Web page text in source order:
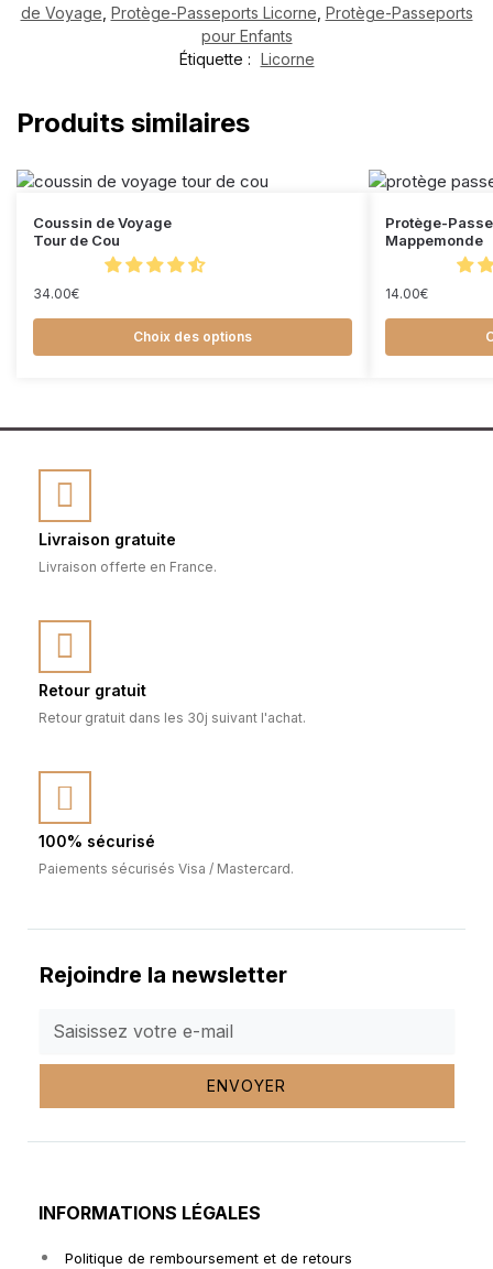
de Voyage Protège-Passeports Licorne Protège-Passeports
pour Enfants
Étiquette : Licorne
Produits similaires
Coussin de Voyage
Tour de Cou
34.00€
Choix des options
Protège-
Mappemonde
14.00€
Livraison gratuite
Livraison offerte en France.
Retour gratuit
Retour gratuit dans les 30j suivant l'achat.
100% sécurisé
Paiements sécurisés Visa / Mastercard.
Rejoindre la newsletter
ENVOYER
INFORMATIONS LÉGALES
Politique de remboursement et de retours